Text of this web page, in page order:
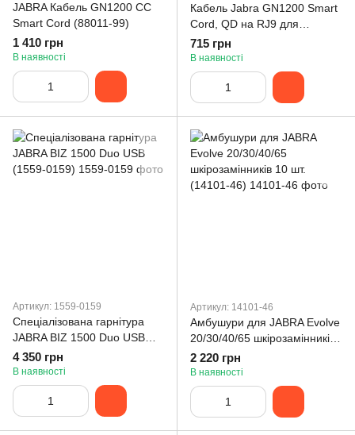
JABRA Кабель GN1200 CC
Smart Cord (88011-99)
1 410 грн
В наявності
Кабель Jabra GN1200 Smart
Cord, QD на RJ9 для
під'єднання телефонів
(88001-99)
715 грн
В наявності
Артикул: 1559-0159
Спеціалізована гарнітура
JABRA BIZ 1500 Duo USB
(1559-0159)
4 350 грн
В наявності
Артикул: 14101-46
Амбушури для JABRA Evolve
20/30/40/65 шкірозамінників
10 шт. (14101-46)
2 220 грн
В наявності